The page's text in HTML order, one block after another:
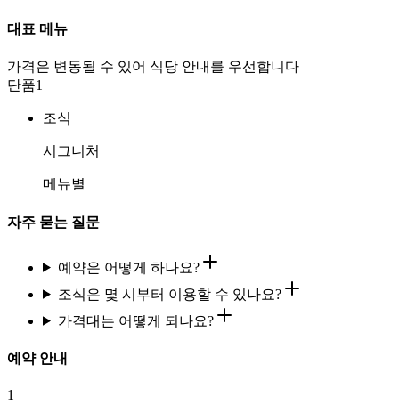
대표 메뉴
가격은 변동될 수 있어 식당 안내를 우선합니다
단품1
조식
시그니처
메뉴별
자주 묻는 질문
예약은 어떻게 하나요?
조식은 몇 시부터 이용할 수 있나요?
가격대는 어떻게 되나요?
예약 안내
1